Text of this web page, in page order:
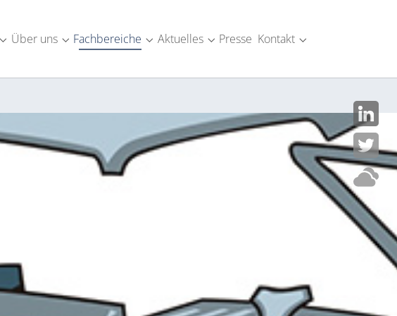
Submenu for "WSM-Industrie"
Über uns Submenu for "Über uns"
Fachbereiche Submenu for "Fachbereiche"
Aktuelles Submenu for "Aktuelles"
Presse Kontakt Submenu for